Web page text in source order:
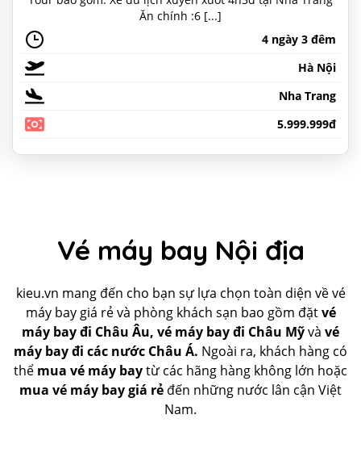
Ăn chính :6 [...]
4 ngày 3 đêm
Hà Nội
Nha Trang
5.999.999đ
Vé máy bay Nội địa
kieu.vn mang đến cho bạn sự lựa chọn toàn diện về vé
máy bay giá rẻ và phòng khách sạn bao gồm đặtvé
máy bay đi Châu Âu, vé máy bay đi Châu Mỹvà vé
máy bay đi các nước Châu Á. Ngoài ra, khách hàng có
thể mua vé máy baytừ các hãng hàng không lớn hoặc
mua vé máy bay giá rẻ đến những nước lân cận Việt
Nam.